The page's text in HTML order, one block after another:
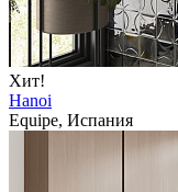
Хит!
Hanoi
Equipe, Испания